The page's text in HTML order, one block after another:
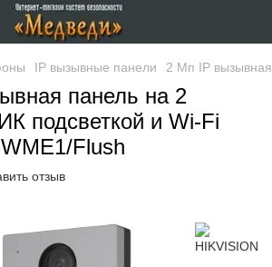
IP вызывные панели 2 Мп IP
панель на 2
подсветкой и Wi-Fi
Flush
отзыв